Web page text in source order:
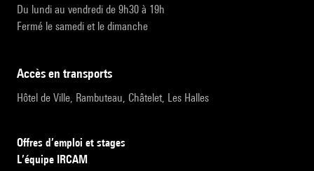
Du lundi au vendredi de 9h30 à 19h
Fermé le samedi et le dimanche
accès en transports
Hôtel de Ville, Rambuteau, Châtelet, Les Halles
Offres d’emploi et stages
L’équipe IRCAM